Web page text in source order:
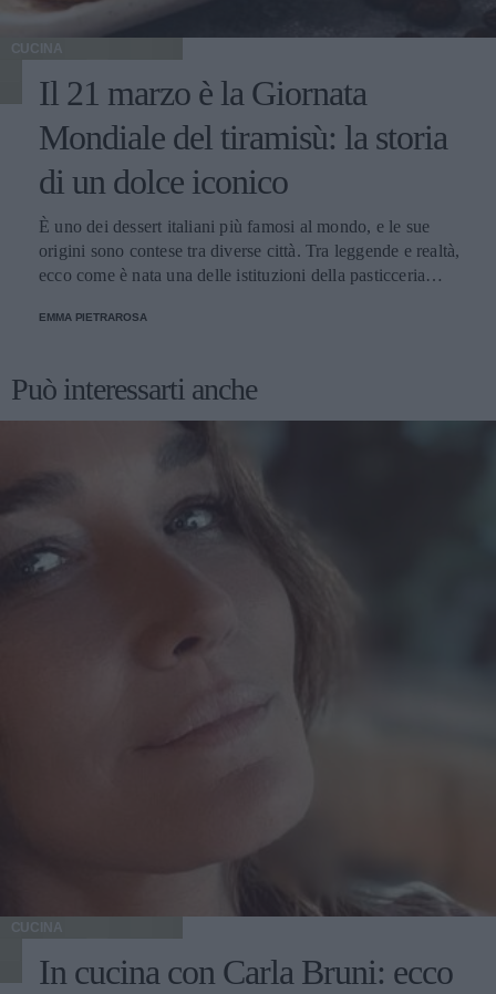
CUCINA
Il 21 marzo è la Giornata
Mondiale del tiramisù: la storia
di un dolce iconico
È uno dei dessert italiani più famosi al mondo, e le sue
origini sono contese tra diverse città. Tra leggende e realtà,
ecco come è nata una delle istituzioni della pasticceria
EMMA PIETRAROSA
Può interessarti anche
CUCINA
In cucina con Carla Bruni: ecco